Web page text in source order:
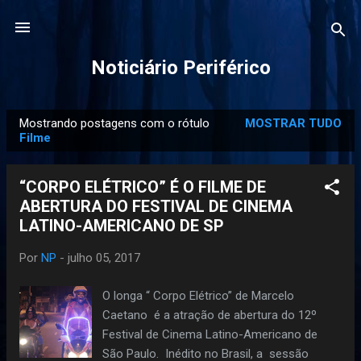
Noticiário Periférico
o
Mostrando postagens com o rótulo
Filme
MOSTRAR TUDO
“CORPO ELÉTRICO” É O FILME DE
ABERTURA DO FESTIVAL DE CINEMA
LATINO-AMERICANO DE SP
Por NP - julho 05, 2017
O longa “ Corpo Elétrico” de Marcelo
Caetano é a atração de abertura do 12º
Festival de Cinema Latino-Americano de
São Paulo. Inédito no Brasil, a sessão